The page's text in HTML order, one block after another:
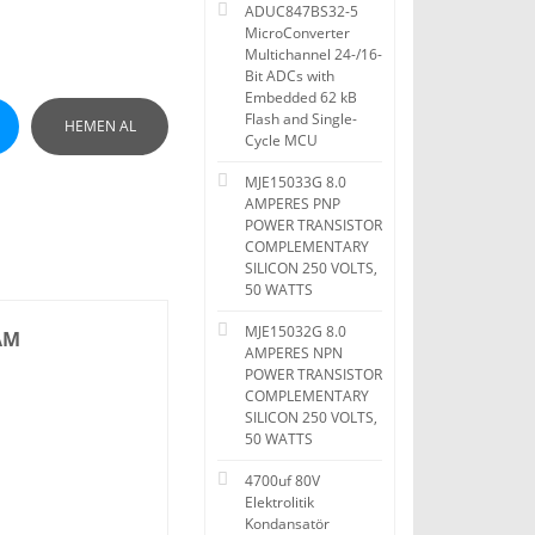
HEMEN AL
ADUC847BS32-5
MicroConverter
Multichannel 24-/16-
Bit ADCs with
Embedded 62 kB
Flash and Single-
Cycle MCU
MJE15033G 8.0
AMPERES PNP
POWER TRANSISTOR
COMPLEMENTARY
SILICON 250 VOLTS,
50 WATTS
MJE15032G 8.0
AMPERES NPN
POWER TRANSISTOR
COMPLEMENTARY
SILICON 250 VOLTS,
50 WATTS
4700uf 80V
Elektrolitik
Kondansatör